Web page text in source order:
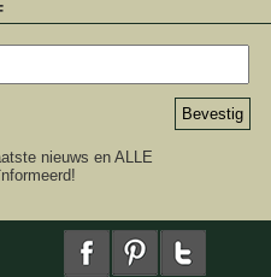
nieuws en ALLE